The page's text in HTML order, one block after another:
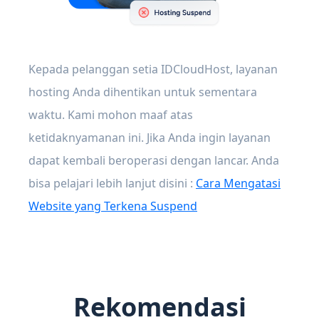
Kepada pelanggan setia IDCloudHost, layanan
hosting Anda dihentikan untuk sementara
waktu. Kami mohon maaf atas
ketidaknyamanan ini. Jika Anda ingin layanan
dapat kembali beroperasi dengan lancar. Anda
bisa pelajari lebih lanjut disini : Cara Mengatasi
Website yang Terkena Suspend
Rekomendasi